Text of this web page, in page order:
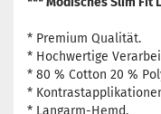
* Premium Qualität.
* Hochwertige
* 80 % Cotton 20 %
*
* Langarm-Hemd.